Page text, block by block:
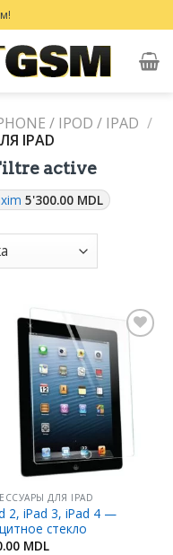
/ IPOD / IPAD /
IPAD
active
5'300.00 MDL
Добавить
в
Избранное
ДЛЯ IPAD
2, iPad 3, iPad 4 —
стекло
MDL